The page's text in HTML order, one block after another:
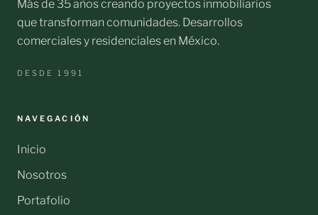
Más de 35 años creando proyectos inmobiliarios
que transforman comunidades. Desarrollos
comerciales y residenciales en México.
DESDE 1991
NAVEGACIÓN
Inicio
Nosotros
Portafolio